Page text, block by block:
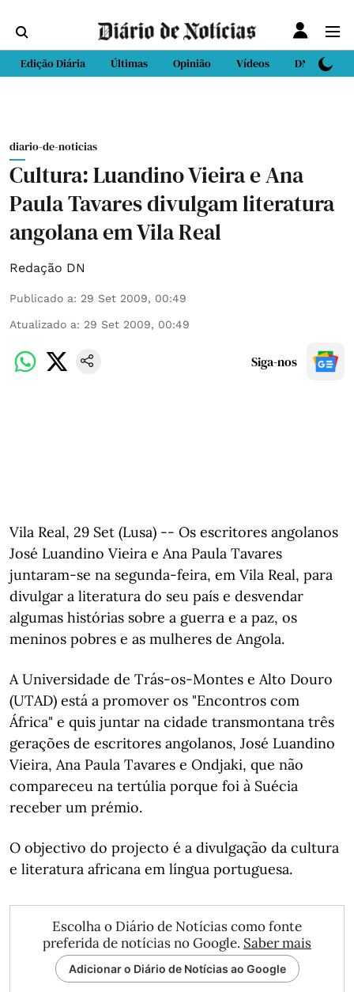
Edição Diária Últimas Opinião Vídeos DN Sport
diario-de-noticias
Cultura: Luandino Vieira e Ana
Paula Tavares divulgam literatura
angolana em Vila Real
Redação DN
Publicado a: 29 Set 2009, 00:49
Atualizado a: 29 Set 2009, 00:49
Siga-nos
Vila Real, 29 Set (Lusa) -- Os escritores angolanos
José Luandino Vieira e Ana Paula Tavares
juntaram-se na segunda-feira, em Vila Real, para
divulgar a literatura do seu país e desvendar
algumas histórias sobre a guerra e a paz, os
meninos pobres e as mulheres de Angola.
A Universidade de Trás-os-Montes e Alto Douro
(UTAD) está a promover os "Encontros com
África" e quis juntar na cidade transmontana três
gerações de escritores angolanos, José Luandino
Vieira, Ana Paula Tavares e Ondjaki, que não
compareceu na tertúlia porque foi à Suécia
receber um prémio.
O objectivo do projecto é a divulgação da cultura
e literatura africana em língua portuguesa.
Escolha o Diário de Notícias como fonte
preferida de notícias no Google. Saber mais
Adicionar o Diário de Notícias ao Google